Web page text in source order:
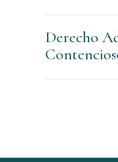
Derecho